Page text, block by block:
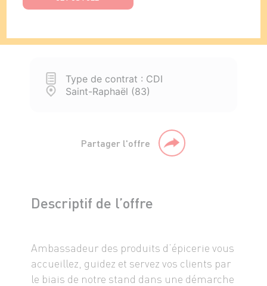
Type de contrat : CDI
Saint-Raphaël (83)
Partager l'offre
Descriptif de l’offre
Ambassadeur des produits d’épicerie vous
accueillez, guidez et servez vos clients par
le biais de notre stand dans une démarche